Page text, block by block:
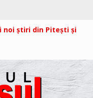
noi știri din Pitești și